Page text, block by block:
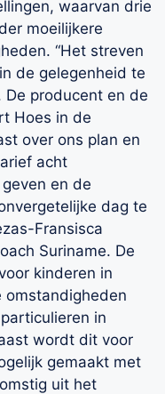
waarvan drie
moeilijkere
“Het streven
de gelegenheid te
producent en de
Hoes in de
over ons plan en
acht
en de
dag te
Fransisca
Suriname. De
kinderen in
omstandigheden
in
wordt dit voor
gemaakt met
uit het